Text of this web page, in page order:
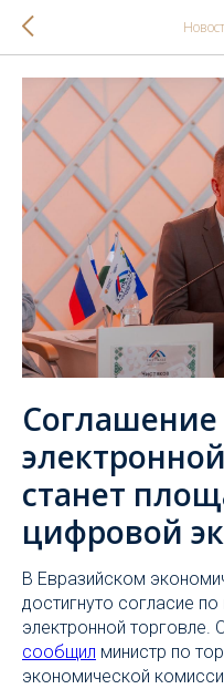
Соглашение
станет
цифровой
В Евразийском
достигнуто согласие
электронной торговле.
сообщил министр по
экономической